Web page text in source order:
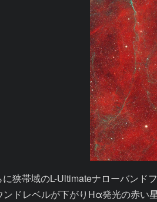
狭帯域のL-Ultimateナローバンド
ドレベルが下がりHα発光の赤い